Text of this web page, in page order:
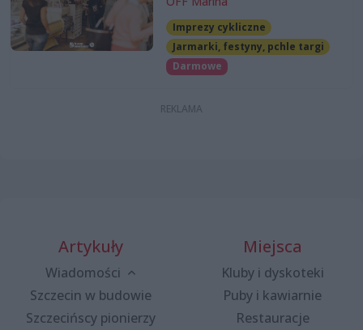
Imprezy cykliczne
Jarmarki, festyny, pchle targi
Darmowe
Artykuły
Wiadomości
Szczecin w budowie
Szczecińscy pionierzy
Miejsca
Kluby i dyskoteki
Puby i kawiarnie
Restauracje